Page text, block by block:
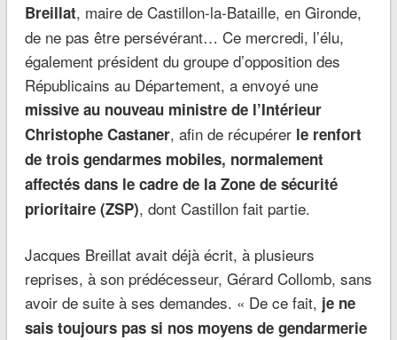
Breillat, maire de Castillon-la-Bataille, en Gironde,
de ne pas être persévérant… Ce mercredi, l’élu,
également président du groupe d’opposition des
Républicains au Département, a envoyé une
missive au nouveau ministre de l’Intérieur
Christophe Castaner, afin de récupérerle renfort
de trois gendarmes mobiles, normalement
affectés dans le cadre de la Zone de sécurité
prioritaire (ZSP), dont Castillon fait partie.
Jacques Breillat avait déjà écrit, à plusieurs
reprises, à son prédécesseur, Gérard Collomb, sans
avoir de suite à ses demandes. « De ce fait, je ne
sais toujours pas si nos moyens de gendarmerie